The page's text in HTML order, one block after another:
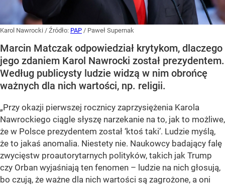
Karol Nawrocki / Źródło: PAP / Paweł Supernak
Marcin Matczak odpowiedział krytykom, dlaczego
jego zdaniem Karol Nawrocki został prezydentem.
Według publicysty ludzie widzą w nim obrońcę
ważnych dla nich wartości, np. religii.
„Przy okazji pierwszej rocznicy zaprzysiężenia Karola
Nawrockiego ciągle słyszę narzekanie na to, jak to możliwe,
że w Polsce prezydentem został ‘ktoś taki’. Ludzie myślą,
że to jakaś anomalia. Niestety nie. Naukowcy badający falę
zwycięstw proautorytarnych polityków, takich jak Trump
czy Orban wyjaśniają ten fenomen – ludzie na nich głosują,
bo czują, że ważne dla nich wartości są zagrożone, a oni